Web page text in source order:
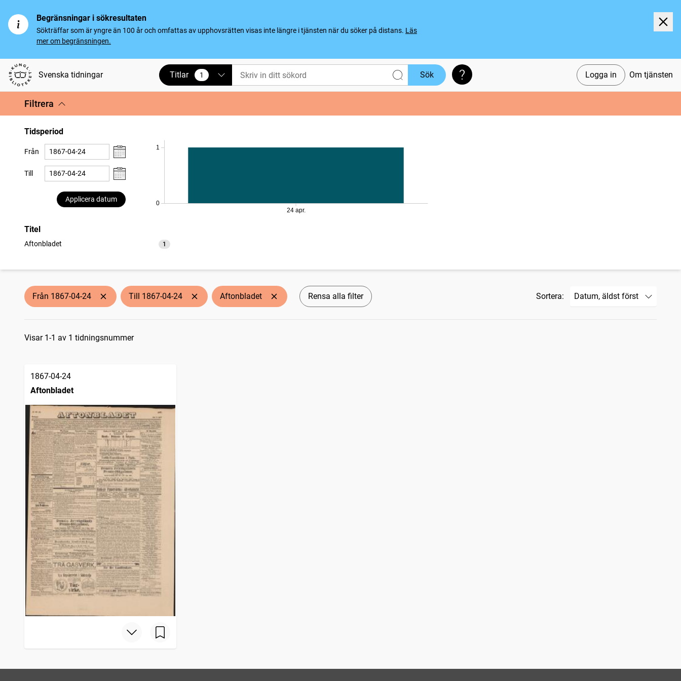
Begränsningar i sökresultaten
Sökträffar som är yngre än 100 år och omfattas av upphovsrätten visas inte längre i tjänsten när du söker på distans. Läs
mer om begränsningen.
Svenska tidningar Logga in Om tjänsten
Titlar 1
vald Sök Söktips
Filtrera
Tidsperiod
Från
Till
Applicera datum
0
1
24 apr.
Titel
Aftonbladet 1
träffar
Från 1867-04-24 Till 1867-04-24 Aftonbladet Rensa alla filter Sortera:
Sökresultat
Visar 1-1 av 1 tidningsnummer
1867-04-24
Aftonbladet